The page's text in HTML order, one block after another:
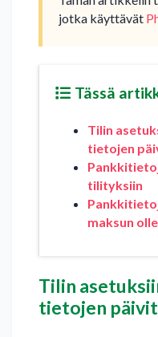
jotka käyttävät
Tässä
Tilin
tietojen
tilityksiin
maksun
Tilin
tietojen